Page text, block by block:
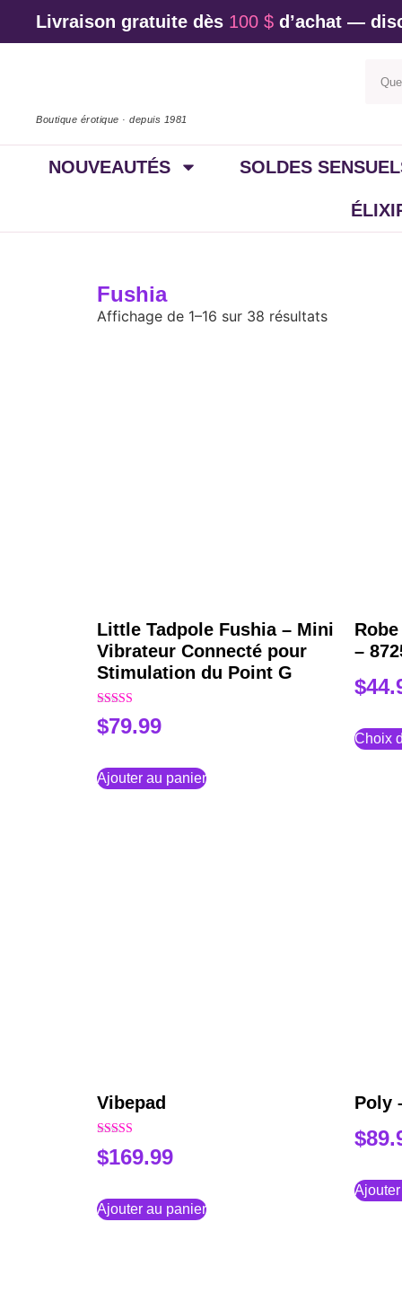
Livraison gratuite dès 100 $ d’achat —
Boutique érotique · depuis 1981
NOUVEAUTÉS SOLDES
Fushia
Affichage de 1–16 sur 38 résultats
Little Tadpole Fushia – Mini
Vibrateur Connecté pour
Stimulation du Point G
Note
4.00
sur 5
$79.99
Ajouter au panier
–
$
Choix
Vibepad
Note
5.00
sur 5
$169.99
Ajouter au panier
Poly
$